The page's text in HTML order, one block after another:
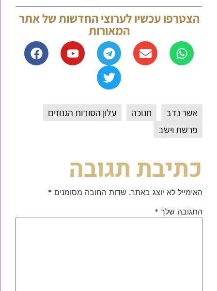
הצטרפו עכשיו לערוצי החדשות של אתר
המאורות
אשר נדב חנוכה
עלון הסודות הגנוזים
פרשת וישב
כתיבת תגובה
האימייל לא יוצג באתר. שדות החובה מסומנים *
התגובה שלך *